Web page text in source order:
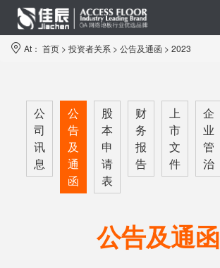
At： 首页 > 投资者关系 > 公告及通函 > 2023
公
司
讯
息
公
告
及
通
函
股
本
申
请
表
财
务
报
告
上
市
文
件
企
业
管
治
公告及通函